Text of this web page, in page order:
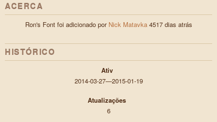
ACERCA
Ron's Font foi adicionado por Nick Matavka4517 dias atrás
HISTÓRICO
Ativ
2014-03-27—2015-01-19
Atualizações
6